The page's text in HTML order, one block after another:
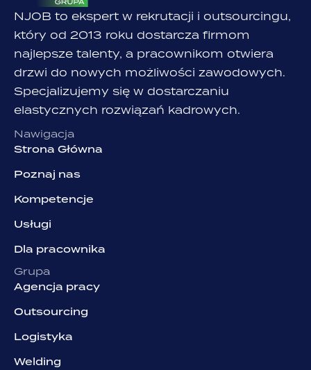
NJOB to ekspert w rekrutacji i outsourcingu,
który od 2013 roku dostarcza firmom
najlepsze talenty, a pracownikom otwiera
drzwi do nowych możliwości zawodowych.
Specjalizujemy się w dostarczaniu
elastycznych rozwiązań kadrowych.
Nawigacja
Strona Główna
Poznaj nas
Kompetencje
Usługi
Dla pracownika
Grupa
Agencja pracy
Outsourcing
Logistyka
Welding